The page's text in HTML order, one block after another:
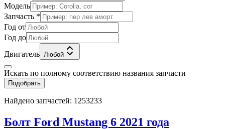
Модель
Запчасть *
Год от
Год до
Двигатель Любой
Искать по полному соответствию названия запчасти
Подобрать
Найдено запчастей: 1253233
Болт Ford Mustang 6 2021 года